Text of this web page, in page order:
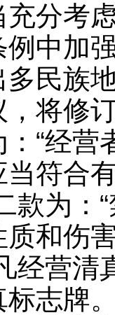
充分考
例中加
多民族
，将修
“经营
当符合
款为：
和伤
经营清
标志牌